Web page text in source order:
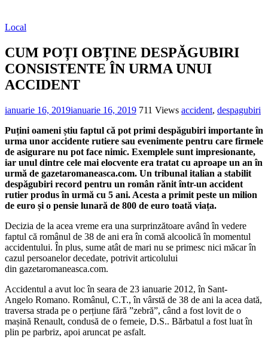
Local
CUM POȚI OBȚINE DESPĂGUBIRI
CONSISTENTE ÎN URMA UNUI
ACCIDENT
ianuarie 16, 2019ianuarie 16, 2019 711 Views accident, despagubiri
Puțini oameni știu faptul că pot primi despăgubiri importante în
urma unor accidente rutiere sau evenimente pentru care firmele
de asigurare nu pot face nimic. Exemplele sunt impresionante,
iar unul dintre cele mai elocvente era tratat cu aproape un an în
urmă de gazetaromaneasca.com. Un tribunal italian a stabilit
despăgubiri record pentru un român rănit într-un accident
rutier produs în urmă cu 5 ani. Acesta a primit peste un milion
de euro și o pensie lunară de 800 de euro toată viața.
Decizia de la acea vreme era una surprinzătoare având în vedere
faptul că românul de 38 de ani era în comă alcoolică în momentul
accidentului. În plus, sume atât de mari nu se primesc nici măcar în
cazul persoanelor decedate, potrivit articolului
din gazetaromaneasca.com.
Accidentul a avut loc în seara de 23 ianuarie 2012, în Sant-
Angelo Romano. Românul, C.T., în vârstă de 38 de ani la acea dată,
traversa strada pe o perțiune fără ”zebră”, când a fost lovit de o
mașină Renault, condusă de o femeie, D.S.. Bărbatul a fost luat în
plin pe parbriz, apoi aruncat pe asfalt.